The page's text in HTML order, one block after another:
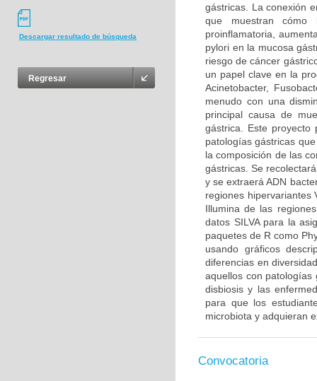
Descargar resultado de búsqueda
Regresar
gástricas. La conexión
que muestran cómo
proinflamatoria,
pylori en la mucosa
riesgo de cáncer
un papel clave en la
Acinetobacter,
menudo con una
principal causa de
gástrica. Este proyecto
patologías gástricas
la composición de las
gástricas. Se
y se extraerá ADN
regiones hipervariantes
Illumina de las
datos SILVA para la
paquetes de R como
usando gráficos
diferencias en
aquellos con patologías
disbiosis y las
para que los
microbiota y adquieran
Convocatoria